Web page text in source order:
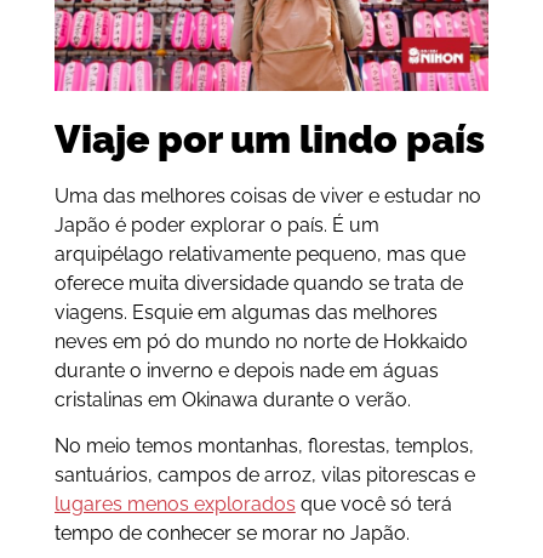
Viaje por um lindo país
Uma das melhores coisas de viver e estudar no
Japão é poder explorar o país. É um
arquipélago relativamente pequeno, mas que
oferece muita diversidade quando se trata de
viagens. Esquie em algumas das melhores
neves em pó do mundo no norte de Hokkaido
durante o inverno e depois nade em águas
cristalinas em Okinawa durante o verão.
No meio temos montanhas, florestas, templos,
santuários, campos de arroz, vilas pitorescas e
lugares menos explorados que você só terá
tempo de conhecer se morar no Japão.